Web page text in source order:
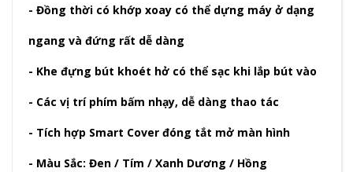
- Đồng thời có khớp xoay có thể dựng máy ở dạng
ngang và đứng rất dễ dàng
- Khe đựng bút khoét hở có thể sạc khi lắp bút vào
- Các vị trí phím bấm nhạy, dễ dàng thao tác
- Tích hợp Smart Cover đóng tắt mở màn hình
- Màu Sắc: Đen / Tím / Xanh Dương / Hồng